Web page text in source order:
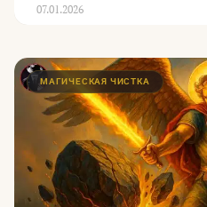
07.01.2026
МАГИЧЕСКАЯ ЧИСТКА